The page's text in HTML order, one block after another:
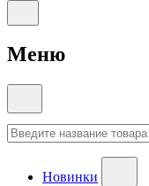
Меню
Новинки